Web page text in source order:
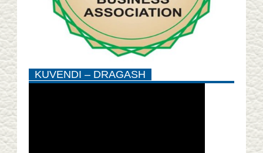
KUVENDI – DRAGASH